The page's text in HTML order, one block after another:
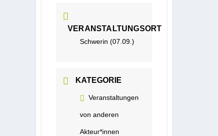
VERANSTALTUNGSORT
Schwerin (07.09.)
KATEGORIE
Veranstaltungen
von anderen
Akteur*innen